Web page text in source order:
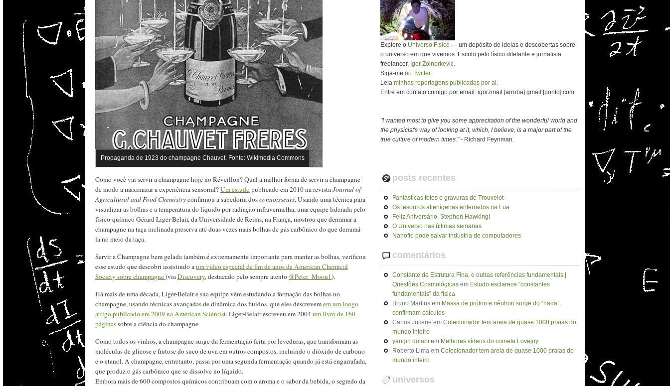
Propaganda de 1923 do champagne Chauvet. Fonte: Wikimedia Commons
Como você vai servir a champagne hoje no Réveillon? Qual a melhor forma de servir a champagne
de modo a maximizar a experiência sensorial?Um estudopublicado em 2010 na revistaJournal of
Agricultural and Food Chemistryconfirmou a sabedoria dosconnoisseurs. Usando uma técnica para
visualizar as bolhas e a temperatura do líquido por radiação infravermelha, uma equipe liderada pelo
físico-químico Gérard Liger-Belair, da Universidade de Reims, na França, mostrou que derramar a
champagne na taça inclinada preserva até duas vezes mais bolhas de gás carbônico do que derramá-
la no meio da taça.
Servir a Champagne bem gelada também é extremamente importante para manter as bolhas, verificou
esse estudo que descobri assistindo aum vídeo especial de fim de anos da American Chemical
Society sobre champagne(viaDiscovery, destacado pelo sempre atento @Peter_Moon1).
Há mais de uma década, Liger-Belair e sua equipe vêm estudando a formação das bolhas no
champagne, usando técnicas avançadas de dinâmica dos fluidos, que eles descrevemem um longo
artigo publicado em 2009 na American Scientist. Liger-Belair escreveu em 2004um livro de 160
páginassobre a ciência do champagne
Como todos os vinhos, a champagne surge da fermentação feita por leveduras, que transformam as
moléculas de glicose e frutose do suco de uva em outros compostos, incluindo o dióxido de carbono
e o etanol. A champagne, entretanto, passa por uma segunda fermentação quando já está engarrafada,
que produz o gás carbônico que se dissolve no líquido.
Embora mais de 600 compostos químicos contribuam com o aroma e o sabor da bebida, o segredo da
Explore o Universo Físico — um depósito de ideias e descobertas sobre
o universo em que vivemos. Escrito pelo físico diletante e jornalista
freelancer, Igor Zolnerkevic.
Siga-me no Twitter.
Leia minhas reportagens publicadas por ai.
Entre em contato comigo por email: igorzmail [arroba] gmail [ponto] com
"I wanted most to give you some apprecitation of the wonderful world and
the physicist's way of looking at it, which, I believe, is a major part of the
true culture of modern times."- Richard Feynman.
posts recentes
Fantásticas fotos e gravuras de Trouvelot
Os tesouros alienígenas enterrados na Lua
Feliz Aniversário, Stephen Hawking!
O Universo nas últimas semanas
Nanofio pode salvar indústria de computadores
comentários
Constante de Estrutura Fina, e outras referências fundamentais |
Questões Cosmológicas em Estudo esclarece “constantes
fundamentais” da física
Bruno Martins em Massa de próton e nêutron surge do “nada”,
confirmam cálculos
Carlos Jucene em Colecionador tem areia de quase 1000 praias do
mundo inteiro
yangın dolabı em Melhores vídeos do cometa Lovejoy
Roberto Lima em Colecionador tem areia de quase 1000 praias do
mundo inteiro
universos